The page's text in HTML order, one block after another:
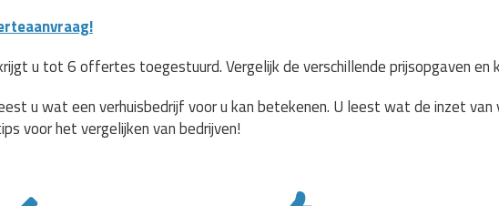
u tot 6 offertes toegestuurd. Vergelijk de verschillende prijsopgaven en
u wat een verhuisbedrijf voor u kan betekenen. U leest wat de inzet van
voor het vergelijken van bedrijven!